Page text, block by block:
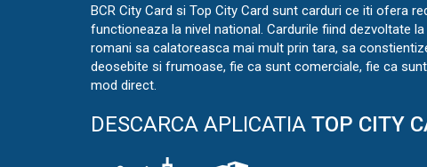
BCR City Card si Top City Card sunt carduri ce iti ofera
functioneaza la nivel national. Cardurile fiind dezvoltate
romani sa calatoreasca mai mult prin tara, sa
deosebite si frumoase, fie ca sunt comerciale, fie ca
mod direct.
DESCARCA APLICATIA TOP CITY